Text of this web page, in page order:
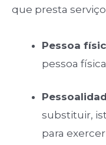
que presta
Pessoa
pessoa
substituir,
para